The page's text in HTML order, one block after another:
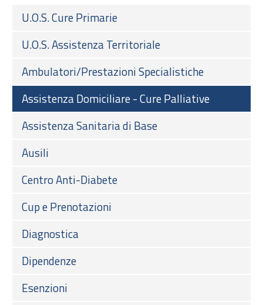
U.O.S. Cure Primarie
U.O.S. Assistenza Territoriale
Ambulatori/Prestazioni Specialistiche
Assistenza Domiciliare - Cure Palliative
Assistenza Sanitaria di Base
Ausili
Centro Anti-Diabete
Cup e Prenotazioni
Diagnostica
Dipendenze
Esenzioni